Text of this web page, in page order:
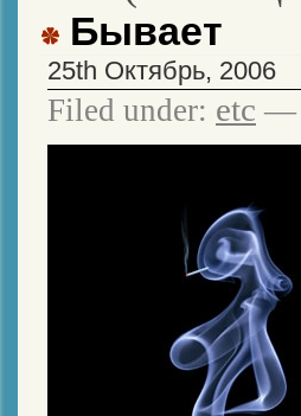
Бывает
25th Октябрь, 2006
Filed under: etc —